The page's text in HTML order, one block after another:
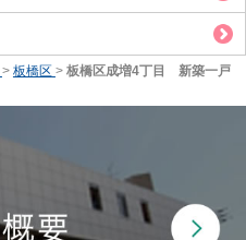
> 板橋区 > 板橋区成増4丁目 新築一戸